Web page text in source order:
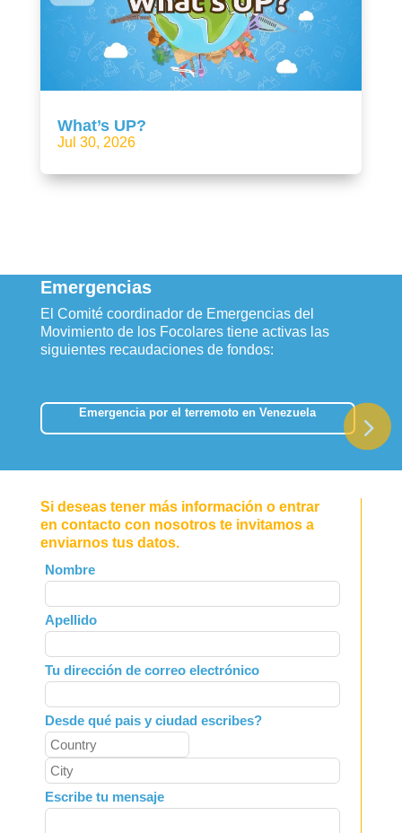
What’s UP?
Jul 30, 2026
Emergencias
El Comité coordinador de Emergencias del
Movimiento de los Focolares tiene activas las
siguientes recaudaciones de fondos:
Emergencia por el terremoto en Venezuela
Si deseas tener más información o entrar
en contacto con nosotros te invitamos a
enviarnos tus datos.
Leave
this
field
blank
Nombre
Apellido
Tu dirección de correo electrónico
Desde qué pais y ciudad escribes?
Escribe tu mensaje